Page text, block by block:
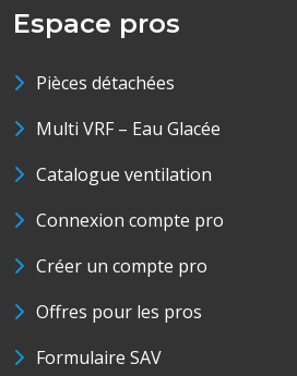
Espace pros
Pièces détachées
Multi VRF – Eau Glacée
Catalogue ventilation
Connexion compte pro
Créer un compte pro
Offres pour les pros
Formulaire SAV